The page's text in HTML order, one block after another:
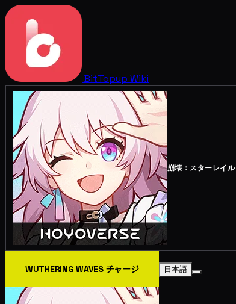
BitTopup Wiki
崩壊：スターレイル
WUTHERING WAVES チャージ 日本語